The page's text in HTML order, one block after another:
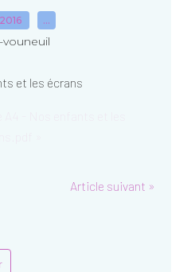
…
vouneuil
Article suivant »